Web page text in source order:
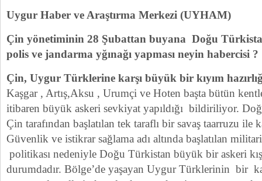
Uygur Haber ve Araştırma Merkezi (UYHAM)
Çin yönetiminin 28 Şubattan buyana Doğu
polis ve jandarma yğınağı yapması neyin habercisi
Çin, Uygur Türklerine karşı büyük bir kıyım
Kaşgar , Artış,Aksu , Urumçi ve Hoten başta bütün
itibaren büyük askeri sevkiyat yapıldığı bildiriliyor.
Çin tarafından başlatılan tek taraflı bir savaş taarruzu ile
Güvenlik ve istikrar sağlama adı altında başlatılan
politikası nedeniyle Doğu Türkistan büyük bir askeri
durumdadır. Bölge’de yaşayan Uygur Türklerinin bir